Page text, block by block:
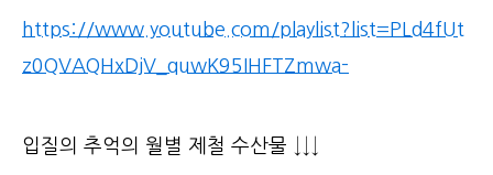
https://www.youtube.com/playlist?list=PLd4fUt
z0QVAQHxDjV_quwK95IHFTZmwa-
입질의 추억의 월별 제철 수산물 ↓↓↓